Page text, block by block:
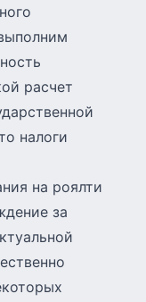
расчет
налоги
на роялти
за